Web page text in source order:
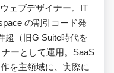
ェブデザイナー。IT
の割引コード発
超（旧G Suite時代を
ーとして運用。SaaS
を主領域に、実際に